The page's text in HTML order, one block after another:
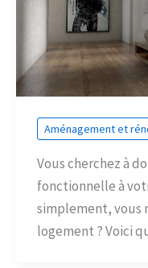
Aménagement et
Vous cherchez à
fonctionnelle à
simplement, vous
logement ? Voici